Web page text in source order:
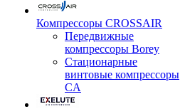
Компрессоры CROSSAIR
Передвижные
компрессоры Borey
Стационарные
винтовые компрессоры
CA